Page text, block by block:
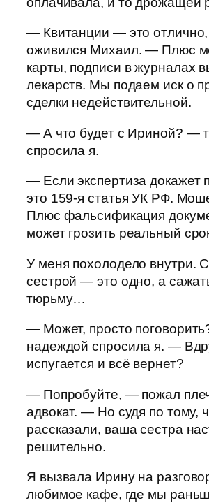
— Квитанции — это
оживился Михаил. — Плюс
карты, подписи в журналах
лекарств. Мы подаем иск о
сделки недействительной.
— А что будет с Ириной? —
спросила я.
— Если экспертиза докажет
это 159-я статья УК РФ.
Плюс фальсификация
может грозить реальный
У меня похолодело внутри.
сестрой — это одно, а
тюрьму…
— Может, просто
надеждой спросила я. —
испугается и всё вернет?
— Попробуйте, — пожал
адвокат. — Но судя по тому,
рассказали, ваша сестра
решительно.
Я вызвала Ирину на
любимое кафе, где мы